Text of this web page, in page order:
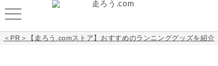
＜PR＞【走ろう.comストア】おすすめのランニンググッズを紹介